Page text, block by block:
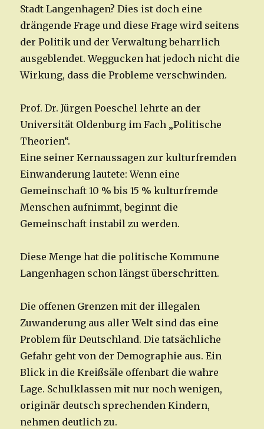
Stadt Langenhagen? Dies ist doch eine
drängende Frage und diese Frage wird seitens
der Politik und der Verwaltung beharrlich
ausgeblendet. Weggucken hat jedoch nicht die
Wirkung, dass die Probleme verschwinden.
Prof. Dr. Jürgen Poeschel lehrte an der
Universität Oldenburg im Fach „Politische
Theorien“.
Eine seiner Kernaussagen zur kulturfremden
Einwanderung lautete: Wenn eine
Gemeinschaft 10 % bis 15 % kulturfremde
Menschen aufnimmt, beginnt die
Gemeinschaft instabil zu werden.
Diese Menge hat die politische Kommune
Langenhagen schon längst überschritten.
Die offenen Grenzen mit der illegalen
Zuwanderung aus aller Welt sind das eine
Problem für Deutschland. Die tatsächliche
Gefahr geht von der Demographie aus. Ein
Blick in die Kreißsäle offenbart die wahre
Lage. Schulklassen mit nur noch wenigen,
originär deutsch sprechenden Kindern,
nehmen deutlich zu.